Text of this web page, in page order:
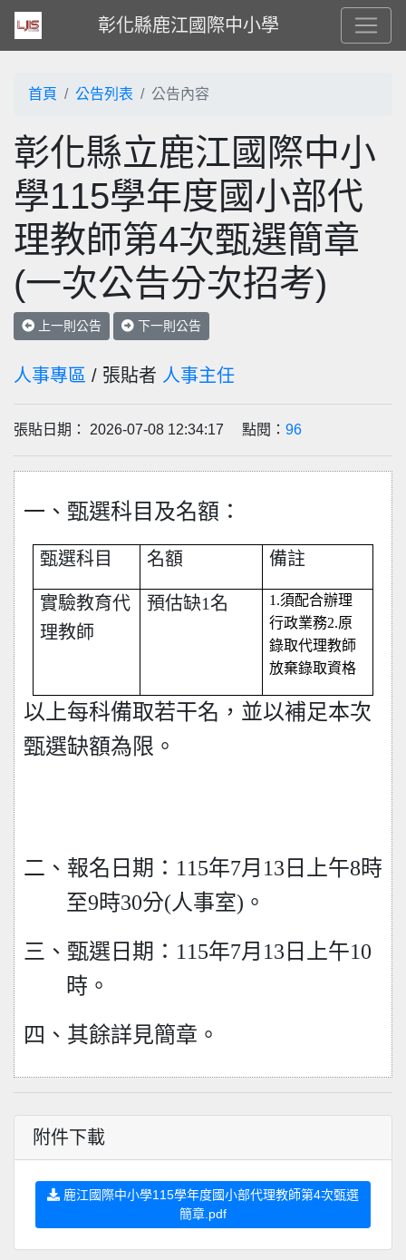
彰化縣鹿江國際中小學
首頁 公告列表 公告內容
彰化縣立鹿江國際中小
學115學年度國小部代
理教師第4次甄選簡章
(一次公告分次招考)
上一則公告 下一則公告
人事專區 / 張貼者 人事主任
張貼日期： 2026-07-08 12:34:17 點閱： 96
一、甄選科目及名額：
甄選科目 名額 備註
實驗教育代
理教師
預估缺1名 1.須配合辦理
行政業務2.原
錄取代理教師
放棄錄取資格
以上每科備取若干名，並以補足本次
甄選缺額為限。
二、報名日期：115年7月13日上午8時
至9時30分(人事室)。
三、甄選日期：115年7月13日上午10
時。
四、其餘詳見簡章。
附件下載
鹿江國際中小學115學年度國小部代理教師第4次甄選
簡章.pdf